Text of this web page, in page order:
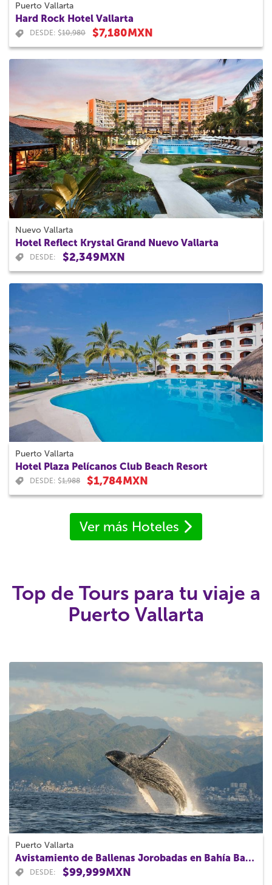
Puerto Vallarta
Hard Rock Hotel Vallarta
DESDE: $10,980 $7,180MXN
Nuevo Vallarta
Hotel Reflect Krystal Grand Nuevo Vallarta
DESDE: $2,349MXN
Puerto Vallarta
Hotel Plaza Pelícanos Club Beach Resort
DESDE: $1,988 $1,784MXN
Ver más Hoteles
Top de Tours para tu viaje a
Puerto Vallarta
Puerto Vallarta
Avistamiento de Ballenas Jorobadas en Bahía Banderas
DESDE: $99,999MXN